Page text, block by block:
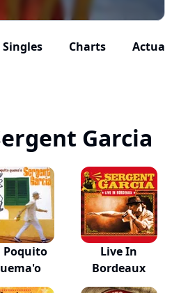
Charts
Garcia
Poquito
Live In
Bordeaux